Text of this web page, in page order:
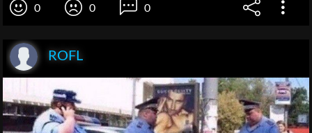
0 0 0
ROFL